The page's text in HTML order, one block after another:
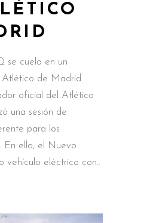
se cuela en un
Atlético de Madrid
oficial del Atlético
una sesión de
para los
En ella, el Nuevo
vehículo eléctrico con